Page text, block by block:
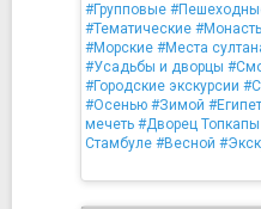
#Групповые
#Тематические
#Морские #Места
#Усадьбы и дворцы
#Городские экскурсии
#Осенью #Зимой
мечеть #Дворец Топкапы
Стамбуле #Весной